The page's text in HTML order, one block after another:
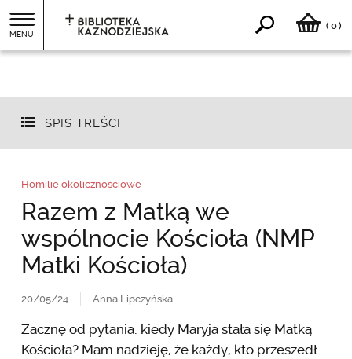
MENU
( 0)
SPIS TREŚCI
Homilie okolicznościowe
Razem z Matką we
wspólnocie Kościoła (NMP
Matki Kościoła)
20/05/24 Anna Lipczyńska
Zacznę od pytania: kiedy Maryja stała się Matką
Kościoła? Mam nadzieję, że każdy, kto przeszedł